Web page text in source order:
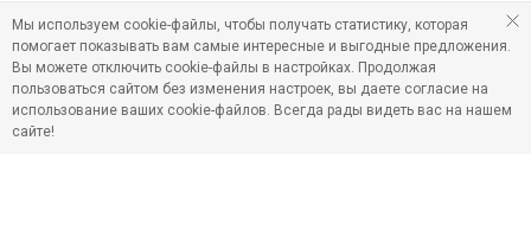
Мы используем cookie-файлы, чтобы получать статистику, которая
помогает показывать вам самые интересные и выгодные предложения.
Вы можете отключить cookie-файлы в настройках. Продолжая
пользоваться сайтом без изменения настроек, вы даете согласие на
использование ваших cookie-файлов. Всегда рады видеть вас на нашем
сайте!